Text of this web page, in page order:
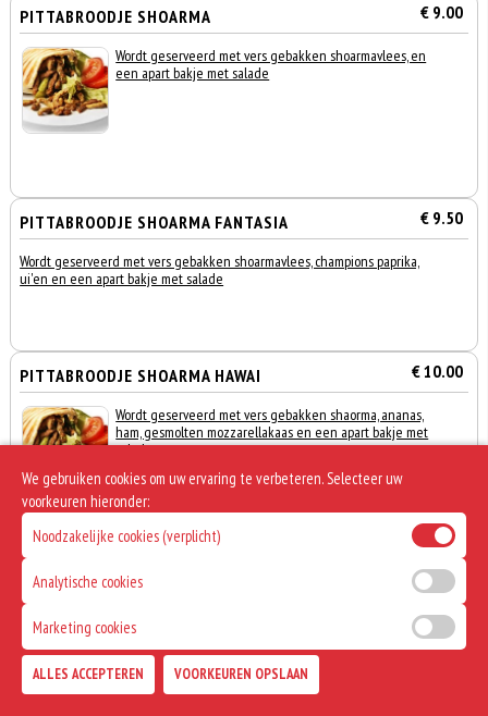
PITTABROODJE SHOARMA € 9.00
Wordt geserveerd met vers gebakken shoarmavlees, en
een apart bakje met salade
PITTABROODJE SHOARMA FANTASIA € 9.50
Wordt geserveerd met vers gebakken shoarmavlees, champions paprika,
ui'en en een apart bakje met salade
PITTABROODJE SHOARMA HAWAI € 10.00
Wordt geserveerd met vers gebakken shaorma, ananas,
ham, gesmolten mozzarellakaas en een apart bakje met
salade
TURKS BROODJE KIPDÖNER FANTASIA € 9.50
Wordt geserveerd met vers gebakken kipdoner, champions,
paprika en ui'en en salade
€ 0,00
We gebruiken cookies om uw ervaring te verbeteren. Selecteer uw
voorkeuren hieronder:
Noodzakelijke cookies (verplicht)
Analytische cookies
Marketing cookies
ALLES ACCEPTEREN VOORKEUREN OPSLAAN